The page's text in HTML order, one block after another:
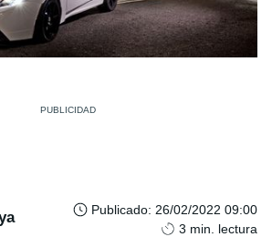
Publicado: 26/02/2022 09:00
3 min. lectura